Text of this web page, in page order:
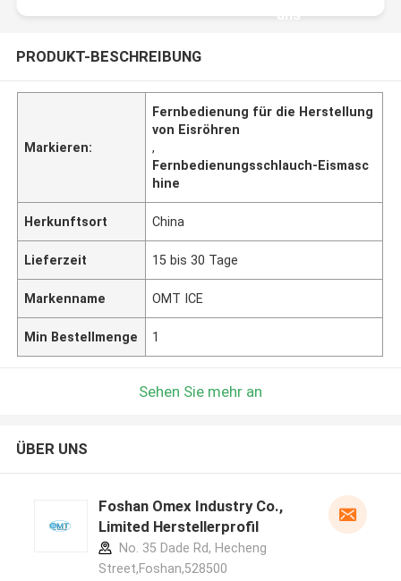
uns
PRODUKT-BESCHREIBUNG
Markieren:
Fernbedienung für die Herstellung
von Eisröhren
,
Fernbedienungsschlauch-Eismasc
hine
Herkunftsort China
Lieferzeit 15 bis 30 Tage
Markenname OMT ICE
Min Bestellmenge 1
Sehen Sie mehr an
ÜBER UNS
Foshan Omex Industry Co.,
Limited Herstellerprofil
No. 35 Dade Rd, Hecheng
Street,Foshan,528500